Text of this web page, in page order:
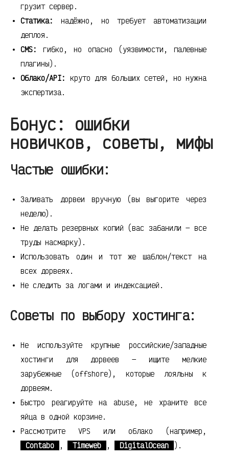
грузит сервер.
Статика:
надёжно, но требует автоматизации
деплоя.
CMS:
гибко, но опасно (уязвимости, палевные
плагины).
Облако/API: круто для больших сетей, но нужна
экспертиза.
Бонус: ошибки
новичков, советы, мифы
Частые ошибки:
Заливать дорвеи вручную (вы выгорите через
неделю).
Не делать резервных копий (вас забанили — все
труды насмарку).
Использовать один и тот же шаблон/текст на
всех дорвеях.
Не следить за логами и индексацией.
Советы по выбору хостинга:
Не используйте крупные российские/западные
хостинги для дорвеев — ищите мелкие
зарубежные (offshore), которые лояльны к
дорвеям.
Быстро реагируйте на abuse, не храните все
яйца в одной корзине.
Рассмотрите VPS или облако (например,
Contabo
, Timeweb , DigitalOcean ).